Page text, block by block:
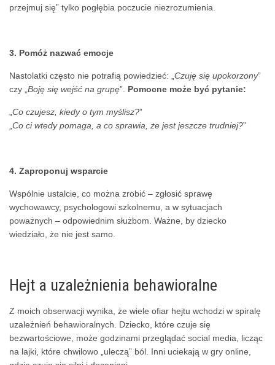
przejmuj się” tylko pogłębia poczucie niezrozumienia.
3. Pomóż nazwać emocje
Nastolatki często nie potrafią powiedzieć: „Czuję się upokorzony”
czy „Boję się wejść na grupę”. Pomocne może być pytanie:
„Co czujesz, kiedy o tym myślisz?”
„Co ci wtedy pomaga, a co sprawia, że jest jeszcze trudniej?”
4. Zaproponuj wsparcie
Wspólnie ustalcie, co można zrobić – zgłosić sprawę
wychowawcy, psychologowi szkolnemu, a w sytuacjach
poważnych – odpowiednim służbom. Ważne, by dziecko
wiedziało, że nie jest samo.
Hejt a uzależnienia behawioralne
Z moich obserwacji wynika, że wiele ofiar hejtu wchodzi w spiralę
uzależnień behawioralnych. Dziecko, które czuje się
bezwartościowe, może godzinami przeglądać social media, licząc
na lajki, które chwilowo „uleczą” ból. Inni uciekają w gry online,